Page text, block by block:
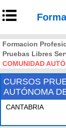
Formacion
Pruebas Libres
COMUNIDAD
CURSOS
AUTÓNOMA
CANTABRIA